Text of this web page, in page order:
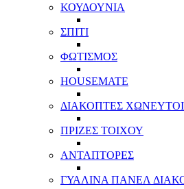
ΚΟΥΔΟΥΝΙΑ
ΣΠΙΤΙ
ΦΩΤΙΣΜΟΣ
HOUSEMATE
ΔΙΑΚΟΠΤΕΣ ΧΩΝΕΥΤΟΙ
ΠΡΙΖΕΣ ΤΟΙΧΟΥ
ΑΝΤΑΠΤΟΡΕΣ
ΓΥΑΛΙΝΑ ΠΑΝΕΛ